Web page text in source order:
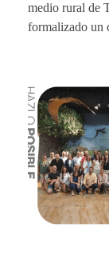
medio rural de
formalizado un